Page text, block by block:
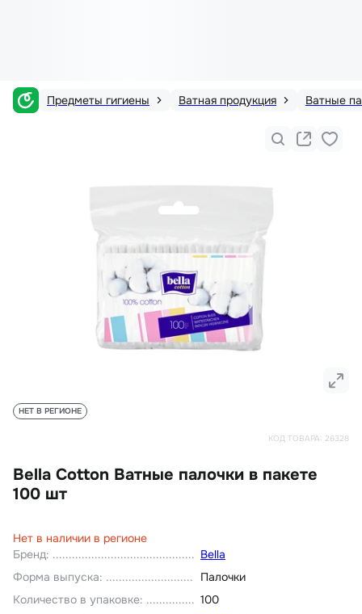
Предметы гигиены Ватная продукция Ватные
КОД ТОВАРА: 26328
Bella Cotton Ватные палочки в пакете
100 шт
НЕТ В РЕГИОНЕ
Бренд:
Bella
Форма выпуска:
Палочки
Количество в упаковке:
100
Нет в наличии в регионе